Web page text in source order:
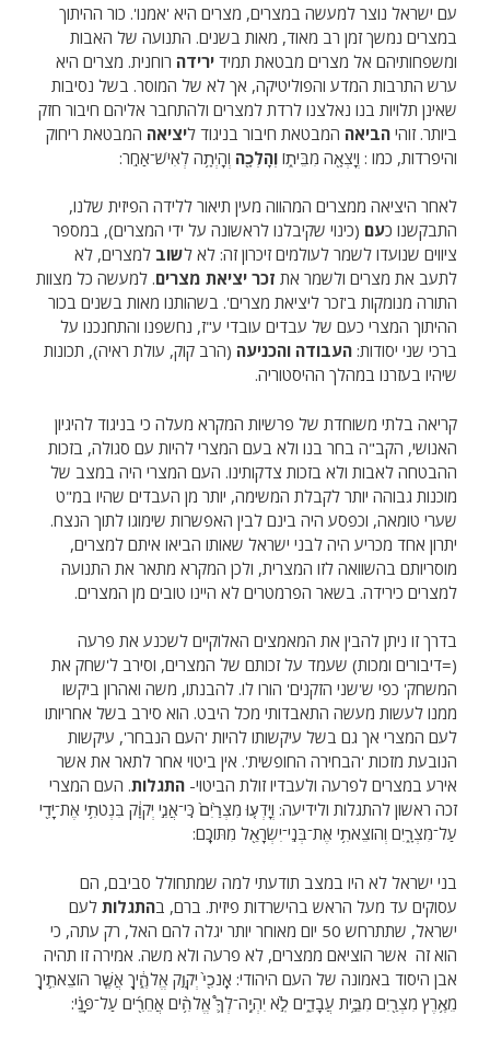
עם ישראל נוצר למעשה במצרים, מצרים היא 'אמנו'. כור ההיתוך
במצרים נמשך זמן רב מאוד, מאות בשנים. התנועה של האבות
ומשפחותיהם אל מצרים מבטאת תמיד ירידה רוחנית. מצרים היא
ערש התרבות המדע והפוליטיקה, אך לא של המוסר. בשל נסיבות
שאינן תלויות בנו נאלצנו לרדת למצרים ולהתחבר אליהם חיבור חזק
ביותר. זוהי הביאה המבטאת חיבור בניגוד ליציאה המבטאת ריחוק
והיפרדות, כמו : וְיָצְאָ֖ה מִבֵּית֑וֹ וְהָלְכָ֖ה וְהָיְתָ֥ה לְאִישׁ־אַחֵֽר:
לאחר היציאה ממצרים המהווה מעין תיאור ללידה הפיזית שלנו,
התבקשנו כעם (כינוי שקיבלנו לראשונה על ידי המצרים), במספר
ציווים שנועדו לשמר לעולמים זיכרון זה: לא לשוב למצרים, לא
לתעב את מצרים ולשמר את זכר יציאת מצרים. למעשה כל מצוות
התורה מנומקות ב'זכר ליציאת מצרים'. בשהותנו מאות בשנים בכור
ההיתוך המצרי כעם של עבדים עובדי ע"ז, נחשפנו והתחנכנו על
ברכי שני יסודות: העבודה והכניעה (הרב קוק, עולת ראיה), תכונות
שיהיו בעזרנו במהלך ההיסטוריה.
קריאה בלתי משוחדת של פרשיות המקרא מעלה כי בניגוד להיגיון
האנושי, הקב"ה בחר בנו ולא בעם המצרי להיות עם סגולה, בזכות
ההבטחה לאבות ולא בזכות צדקותינו. העם המצרי היה במצב של
מוכנות גבוהה יותר לקבלת המשימה, יותר מן העבדים שהיו במ"ט
שערי טומאה, וכפסע היה בינם לבין האפשרות שימוגו לתוך הנצח.
יתרון אחד מכריע היה לבני ישראל שאותו הביאו איתם למצרים,
מוסריותם בהשוואה לזו המצרית, ולכן המקרא מתאר את התנועה
למצרים כירידה. בשאר הפרמטרים לא היינו טובים מן המצרים.
בדרך זו ניתן להבין את המאמצים האלוקיים לשכנע את פרעה
(=דיבורים ומכות) שעמד על זכותם של המצרים, וסירב ל'שחק את
המשחק' כפי ש'שני הזקנים' הורו לו. להבנתו, משה ואהרון ביקשו
ממנו לעשות מעשה התאבדותי מכל היבט. הוא סירב בשל אחריותו
לעם המצרי אך גם בשל עיקשותו להיות 'העם הנבחר', עיקשות
הנובעת מזכות 'הבחירה החופשית'. אין ביטוי אחר לתאר את אשר
אירע במצרים לפרעה ולעבדיו זולת הביטוי- התגלות. העם המצרי
זכה ראשון להתגלות ולידיעה: וְיָדְע֤וּ מִצְרַ֙יִם֙ כִּֽי־אֲנִ֣י יְקֹוָ֔ק בִּנְטֹתִ֥י אֶת־יָדִ֖י
עַל־מִצְרָ֑יִם וְהוֹצֵאתִ֥י אֶת־בְּנֵֽי־יִשְׂרָאֵ֖ל מִתּוֹכָֽם:
בני ישראל לא היו במצב תודעתי למה שמתחולל סביבם, הם
עסוקים עד מעל הראש בהישרדות פיזית. ברם, בהתגלות לעם
ישראל, שתתרחש 50 יום מאוחר יותר יגלה להם האל, רק עתה, כי
הוא זה אשר הוציאם ממצרים, לא פרעה ולא משה. אמירה זו תהיה
אבן היסוד באמונה של העם היהודי: אָֽנֹכִ֖י֙ יְקֹוָ֣ק אֱלֹהֶ֑֔יךָ אֲשֶׁ֧ר הוֹצֵאתִ֛יךָ
מֵאֶ֥רֶץ מִצְרַ֖יִם מִבֵּ֣֥ית עֲבָדִֽ֑ים לֹֽ֣א יִהְיֶֽ֥ה־לְךָ֛֩ אֱלֹהִ֥֨ים אֲחֵרִ֖֜ים עַל־פָּנָֽ֗י: